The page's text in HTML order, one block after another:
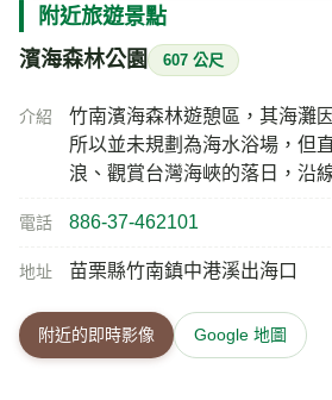
附近旅遊景點
濱海森林公園 607 公尺
介紹
竹南濱海森林遊憩區，其海灘
所以並未規劃為海水浴場，但
浪、觀賞台灣海峽的落日，沿
電話 886-37-462101
地址 苗栗縣竹南鎮中港溪出海口
附近的即時影像 Google 地圖